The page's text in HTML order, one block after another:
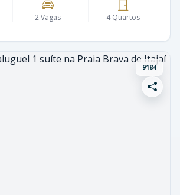
2 Vagas 4 Quartos
9184